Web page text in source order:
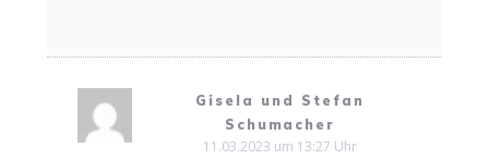
Gisela und Stefan
Schumacher
11.03.2023 um 13:27 Uhr